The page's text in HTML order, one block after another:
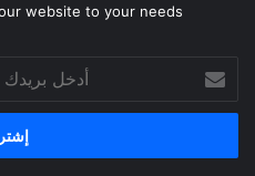
website to your needs.
بريدك
الإلكتروني